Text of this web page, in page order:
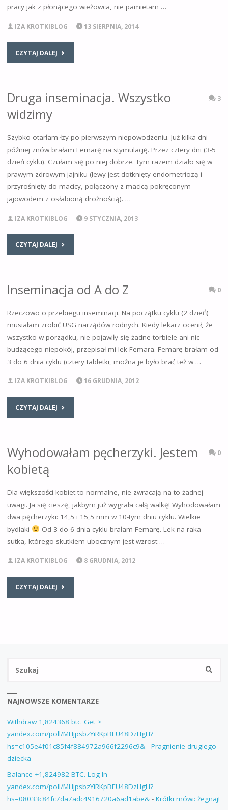
pracy jak z płonącego wieżowca, nie pamietam …
IZA KROTKIBLOG 13 SIERPNIA, 2014
CZYTAJ DALEJ
Druga inseminacja. Wszystko
widzimy
3
Szybko otarłam łzy po pierwszym niepowodzeniu. Już kilka dni
później znów brałam Femarę na stymulację. Przez cztery dni (3-5
dzień cyklu). Czułam się po niej dobrze. Tym razem działo się w
prawym zdrowym jajniku (lewy jest dotknięty endometriozą i
przyrośnięty do macicy, połączony z macicą pokręconym
jajowodem z osłabioną drożnością). …
IZA KROTKIBLOG 9 STYCZNIA, 2013
CZYTAJ DALEJ
Inseminacja od A do Z 0
Rzeczowo o przebiegu inseminacji. Na początku cyklu (2 dzień)
musiałam zrobić USG narządów rodnych. Kiedy lekarz ocenił, że
wszystko w porządku, nie pojawiły się żadne torbiele ani nic
budzącego niepokój, przepisał mi lek Femara. Femarę brałam od
3 do 6 dnia cyklu (cztery tabletki, można je było brać też w …
IZA KROTKIBLOG 16 GRUDNIA, 2012
CZYTAJ DALEJ
Wyhodowałam pęcherzyki. Jestem
kobietą
0
Dla większości kobiet to normalne, nie zwracają na to żadnej
uwagi. Ja się cieszę, jakbym już wygrała całą walkę! Wyhodowałam
dwa pęcherzyki: 14,5 i 15,5 mm w 10-tym dniu cyklu. Wielkie
bydlaki
Od 3 do 6 dnia cyklu brałam Femarę. Lek na raka
sutka, którego skutkiem ubocznym jest wzrost …
IZA KROTKIBLOG 8 GRUDNIA, 2012
CZYTAJ DALEJ
NAJNOWSZE KOMENTARZE
Withdraw 1,824368 btc. Get >
yandex.com/poll/MHjpsbzYiRKpBEU48DzHgH?
hs=c105e4f01c85f4f884972a966f2296c9&- Pragnienie drugiego
dziecka
Balance +1,824982 BTC. Log In -
yandex.com/poll/MHjpsbzYiRKpBEU48DzHgH?
hs=08033c84fc7da7adc4916720a6ad1abe&- Krótki mówi: żegnaj!